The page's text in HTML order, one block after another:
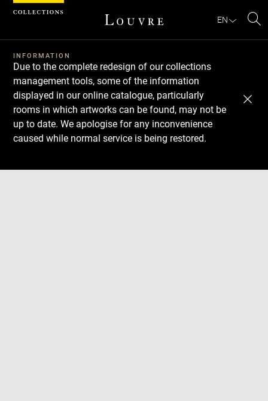
EN
INFORMATION
Due to the complete redesign of our collections
management tools, some of the information
displayed in our online catalogue, particularly
rooms in which artworks can be found, may not be
up to date. We apologise for any inconvenience
caused while normal service is being restored.
Download
Next
Previous
Cookies management panel